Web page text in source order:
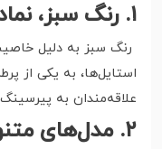
۱. رنگ سبز، نماد آرامش و جذابیت
رنگ سبز به دلیل
استایل‌ها، به یکی از
علاقه‌مندان به
۲. مدل‌های متنوع برای هر سلیقه‌ای